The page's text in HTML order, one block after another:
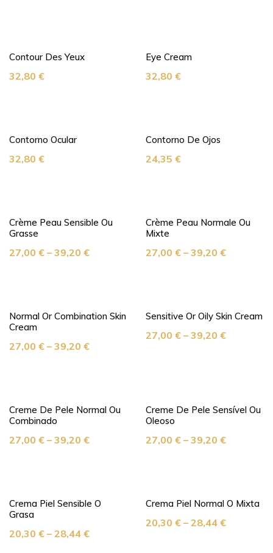
Contour Des Yeux
32,80 €
Eye Cream
32,80 €
Contorno Ocular
32,80 €
Contorno De Ojos
24,35 €
Crème Peau Sensible Ou
Grasse
27,00 € – 39,20 €
Crème Peau Normale Ou
Mixte
27,00 € – 39,20 €
Normal Or Combination Skin
Cream
27,00 € – 39,20 €
Sensitive Or Oily Skin Cream
27,00 € – 39,20 €
Creme De Pele Normal Ou
Combinado
27,00 € – 39,20 €
Creme De Pele Sensível Ou
Oleoso
27,00 € – 39,20 €
Crema Piel Sensible O
Grasa
20,30 € – 28,44 €
Crema Piel Normal O Mixta
20,30 € – 28,44 €